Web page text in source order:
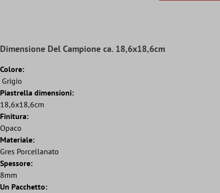
Dimensione Del Campione ca. 18,6x18,6cm
Colore:
Grigio
Piastrella dimensioni:
18,6x18,6cm
Finitura:
Opaco
Materiale:
Gres Porcellanato
Spessore:
8mm
Un Pacchetto: